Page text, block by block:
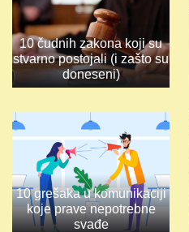
10 čudnih zakona koji su
stvarno postojali (i zašto su
doneseni)
10 grešaka u komunikaciji
koje prave nepotrebne
svađe